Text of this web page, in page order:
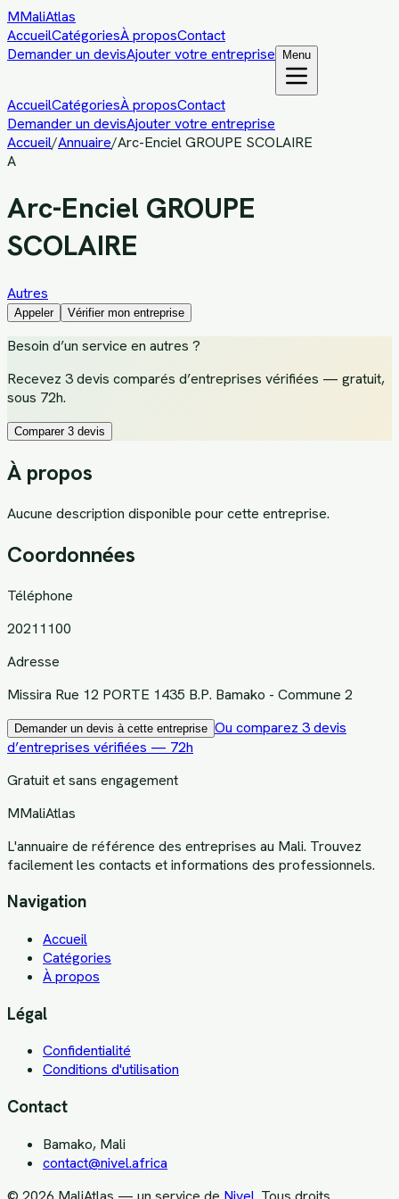
MMaliAtlas
AccueilCatégoriesÀ proposContact
Demander un devisAjouter votre entreprise Menu
AccueilCatégoriesÀ proposContact
Demander un devisAjouter votre entreprise
Accueil/Annuaire/Arc-Enciel GROUPE SCOLAIRE
A
Arc-Enciel GROUPE
SCOLAIRE
Autres
Appeler Vérifier mon entreprise
Besoin d’un service en autres ?
Recevez 3 devis comparés d’entreprises vérifiées — gratuit,
sous 72h.
Comparer 3 devis
À propos
Aucune description disponible pour cette entreprise.
Coordonnées
Téléphone
20211100
Adresse
Missira Rue 12 PORTE 1435 B.P. Bamako - Commune 2
Demander un devis à cette entreprise Ou comparez 3 devis
d’entreprises vérifiées — 72h
Gratuit et sans engagement
MMaliAtlas
L'annuaire de référence des entreprises au Mali. Trouvez
facilement les contacts et informations des professionnels.
Navigation
Accueil
Catégories
À propos
Légal
Confidentialité
Conditions d'utilisation
Contact
Bamako, Mali
contact@nivel.africa